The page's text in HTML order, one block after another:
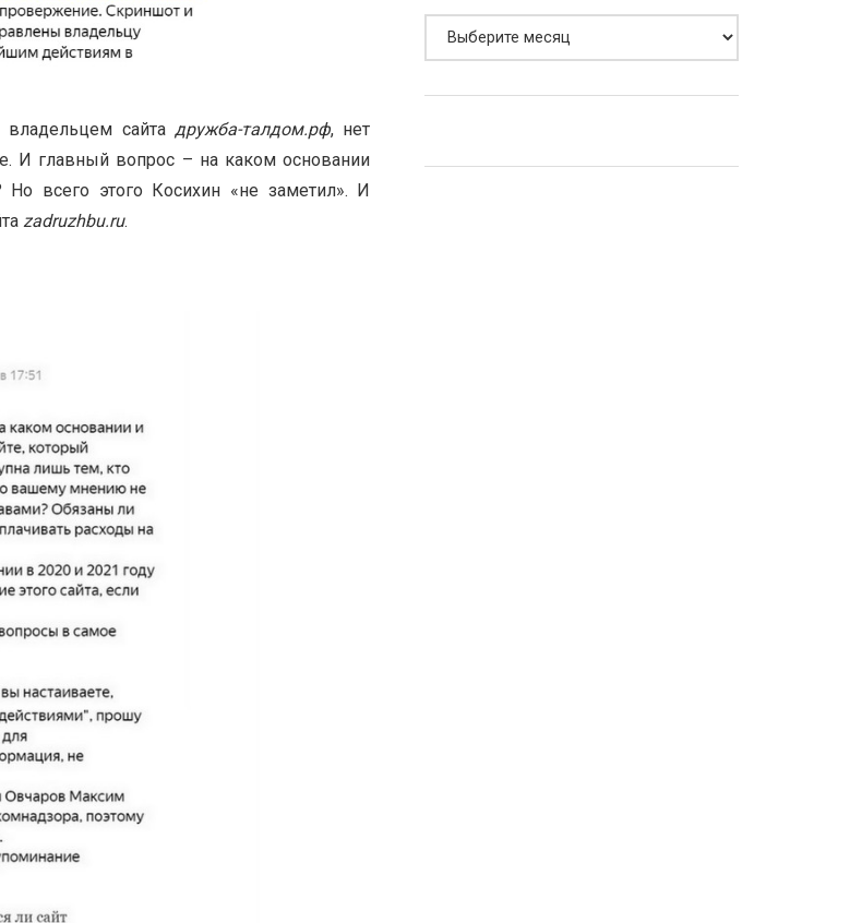
владельцем сайта дружба-талдом.рф, нет
И главный вопрос – на каком основании
всего этого Косихин «не заметил». И
zadruzhbu.ru.